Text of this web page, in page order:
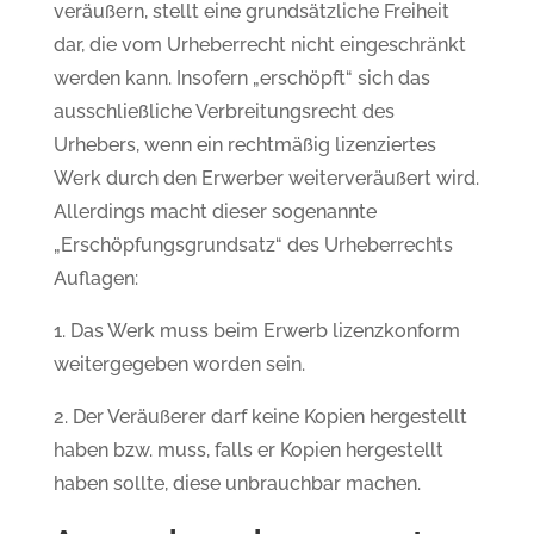
veräußern, stellt eine grundsätzliche Freiheit
dar, die vom Urheberrecht nicht eingeschränkt
werden kann. Insofern „erschöpft“ sich das
ausschließliche Verbreitungsrecht des
Urhebers, wenn ein rechtmäßig lizenziertes
Werk durch den Erwerber weiterveräußert wird.
Allerdings macht dieser sogenannte
„Erschöpfungsgrundsatz“ des Urheberrechts
Auflagen:
1. Das Werk muss beim Erwerb lizenzkonform
weitergegeben worden sein.
2. Der Veräußerer darf keine Kopien hergestellt
haben bzw. muss, falls er Kopien hergestellt
haben sollte, diese unbrauchbar machen.